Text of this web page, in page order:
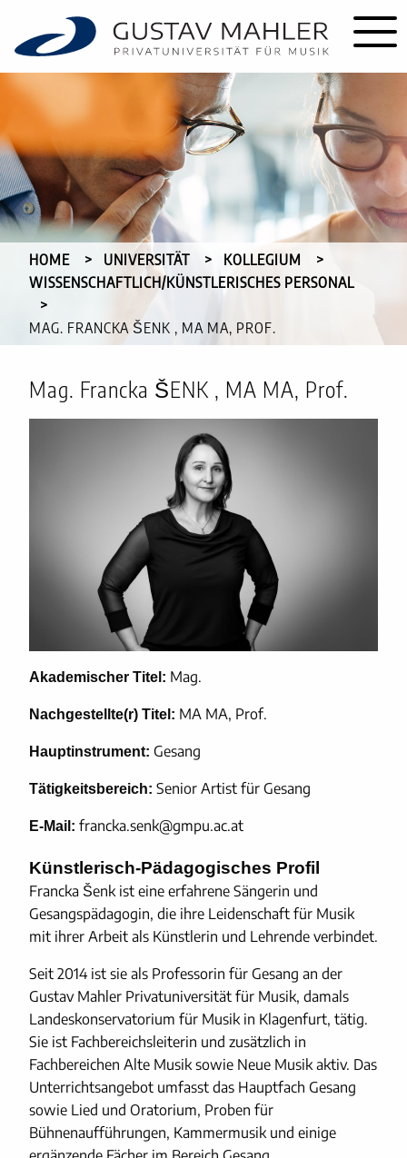
HOME UNIVERSITÄT
KOLLEGIUM
WISSENSCHAFTLICH/KÜNSTLERISCHES PERSONAL
CURRENT:
MAG. FRANCKA ŠENK , MA MA, PROF.
Mag. Francka ŠENK , MA MA, Prof.
Akademischer Titel: Mag.
Nachgestellte(r) Titel: MA MA, Prof.
Hauptinstrument: Gesang
Tätigkeitsbereich: Senior Artist für Gesang
E-Mail: francka.senk@gmpu.ac.at
Künstlerisch-Pädagogisches Profil
Francka Šenk ist eine erfahrene Sängerin und
Gesangspädagogin, die ihre Leidenschaft für Musik
mit ihrer Arbeit als Künstlerin und Lehrende verbindet.
Seit 2014 ist sie als Professorin für Gesang an der
Gustav Mahler Privatuniversität für Musik, damals
Landeskonservatorium für Musik in Klagenfurt, tätig.
Sie ist Fachbereichsleiterin und zusätzlich in
Fachbereichen Alte Musik sowie Neue Musik aktiv. Das
Unterrichtsangebot umfasst das Hauptfach Gesang
sowie Lied und Oratorium, Proben für
Bühnenaufführungen, Kammermusik und einige